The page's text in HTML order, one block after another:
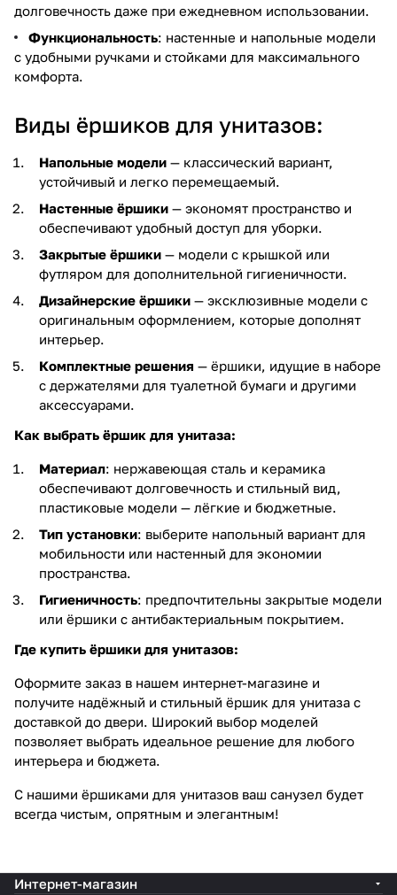
долговечность даже при ежедневном использовании.
Функциональность: настенные и напольные модели
с удобными ручками и стойками для максимального
комфорта.
Виды ёршиков для унитазов:
Напольные модели — классический вариант,
устойчивый и легко перемещаемый.
Настенные ёршики — экономят пространство и
обеспечивают удобный доступ для уборки.
Закрытые ёршики — модели с крышкой или
футляром для дополнительной гигиеничности.
Дизайнерские ёршики — эксклюзивные модели с
оригинальным оформлением, которые дополнят
интерьер.
Комплектные решения — ёршики, идущие в наборе
с держателями для туалетной бумаги и другими
аксессуарами.
Как выбрать ёршик для унитаза:
Материал: нержавеющая сталь и керамика
обеспечивают долговечность и стильный вид,
пластиковые модели — лёгкие и бюджетные.
Тип установки: выберите напольный вариант для
мобильности или настенный для экономии
пространства.
Гигиеничность: предпочтительны закрытые модели
или ёршики с антибактериальным покрытием.
Где купить ёршики для унитазов:
Оформите заказ в нашем интернет-магазине и
получите надёжный и стильный ёршик для унитаза с
доставкой до двери. Широкий выбор моделей
позволяет выбрать идеальное решение для любого
интерьера и бюджета.
С нашими ёршиками для унитазов ваш санузел будет
всегда чистым, опрятным и элегантным!
Интернет-магазин